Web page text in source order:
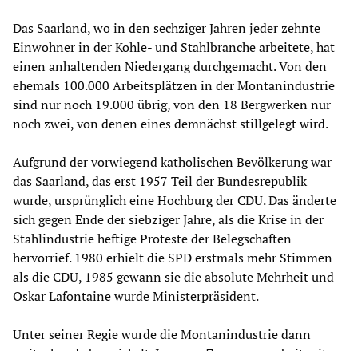
Das Saarland, wo in den sechziger Jahren jeder zehnte
Einwohner in der Kohle- und Stahlbranche arbeitete, hat
einen anhaltenden Niedergang durchgemacht. Von den
ehemals 100.000 Arbeitsplätzen in der Montanindustrie
sind nur noch 19.000 übrig, von den 18 Bergwerken nur
noch zwei, von denen eines demnächst stillgelegt wird.
Aufgrund der vorwiegend katholischen Bevölkerung war
das Saarland, das erst 1957 Teil der Bundesrepublik
wurde, ursprünglich eine Hochburg der CDU. Das änderte
sich gegen Ende der siebziger Jahre, als die Krise in der
Stahlindustrie heftige Proteste der Belegschaften
hervorrief. 1980 erhielt die SPD erstmals mehr Stimmen
als die CDU, 1985 gewann sie die absolute Mehrheit und
Oskar Lafontaine wurde Ministerpräsident.
Unter seiner Regie wurde die Montanindustrie dann